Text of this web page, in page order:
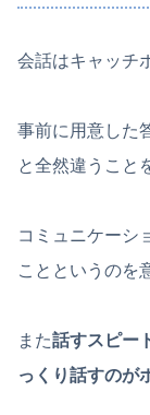
会話はキャッチ
事前に用意した
と全然違うこと
コミュニケーシ
ことというのを
また話すスピー
っくり話すのが